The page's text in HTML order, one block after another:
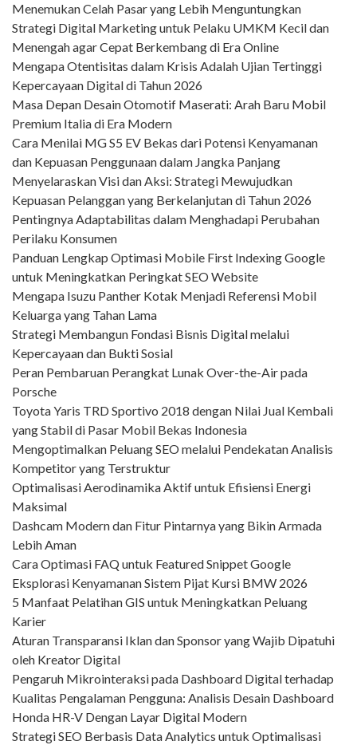
Menemukan Celah Pasar yang Lebih Menguntungkan
Strategi Digital Marketing untuk Pelaku UMKM Kecil dan
Menengah agar Cepat Berkembang di Era Online
Mengapa Otentisitas dalam Krisis Adalah Ujian Tertinggi
Kepercayaan Digital di Tahun 2026
Masa Depan Desain Otomotif Maserati: Arah Baru Mobil
Premium Italia di Era Modern
Cara Menilai MG S5 EV Bekas dari Potensi Kenyamanan
dan Kepuasan Penggunaan dalam Jangka Panjang
Menyelaraskan Visi dan Aksi: Strategi Mewujudkan
Kepuasan Pelanggan yang Berkelanjutan di Tahun 2026
Pentingnya Adaptabilitas dalam Menghadapi Perubahan
Perilaku Konsumen
Panduan Lengkap Optimasi Mobile First Indexing Google
untuk Meningkatkan Peringkat SEO Website
Mengapa Isuzu Panther Kotak Menjadi Referensi Mobil
Keluarga yang Tahan Lama
Strategi Membangun Fondasi Bisnis Digital melalui
Kepercayaan dan Bukti Sosial
Peran Pembaruan Perangkat Lunak Over-the-Air pada
Porsche
Toyota Yaris TRD Sportivo 2018 dengan Nilai Jual Kembali
yang Stabil di Pasar Mobil Bekas Indonesia
Mengoptimalkan Peluang SEO melalui Pendekatan Analisis
Kompetitor yang Terstruktur
Optimalisasi Aerodinamika Aktif untuk Efisiensi Energi
Maksimal
Dashcam Modern dan Fitur Pintarnya yang Bikin Armada
Lebih Aman
Cara Optimasi FAQ untuk Featured Snippet Google
Eksplorasi Kenyamanan Sistem Pijat Kursi BMW 2026
5 Manfaat Pelatihan GIS untuk Meningkatkan Peluang
Karier
Aturan Transparansi Iklan dan Sponsor yang Wajib Dipatuhi
oleh Kreator Digital
Pengaruh Mikrointeraksi pada Dashboard Digital terhadap
Kualitas Pengalaman Pengguna: Analisis Desain Dashboard
Honda HR-V Dengan Layar Digital Modern
Strategi SEO Berbasis Data Analytics untuk Optimalisasi